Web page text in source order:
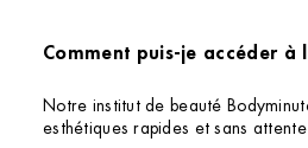
Comment puis-je accéder à
Notre institut de beauté
esthétiques rapides et sans